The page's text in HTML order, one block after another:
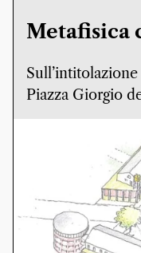
Metafisica
Piazza Giorgio